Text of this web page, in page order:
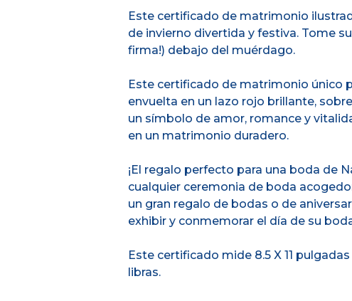
Este certificado de matrimonio
de invierno divertida y festiva. Tome
firma!) debajo del muérdago.
Este certificado de matrimonio único
envuelta en un lazo rojo brillante,
un símbolo de amor, romance y
en un matrimonio duradero.
¡El regalo perfecto para una boda de
cualquier ceremonia de boda
un gran regalo de bodas o de
exhibir y conmemorar el día de su
Este certificado mide 8.5 X 11
libras.